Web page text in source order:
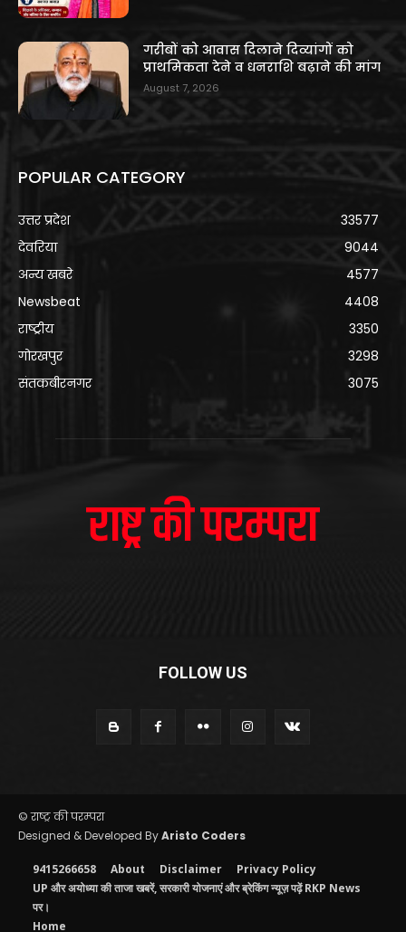
गरीबों को आवास दिलाने दिव्यांगों को
प्राथमिकता देने व धनराशि बढ़ाने की मांग
August 7, 2026
POPULAR CATEGORY
उत्तर प्रदेश
33577
देवरिया
9044
अन्य खबरे
4577
Newsbeat
4408
राष्ट्रीय
3350
गोरखपुर
3298
संतकबीरनगर
3075
FOLLOW US
© राष्ट्र की परम्परा
Designed & Developed ByAristo Coders
9415266658 About Disclaimer
Privacy Policy
UP और अयोध्या की ताजा खबरें, सरकारी योजनाएं और ब्रेकिंग न्यूज़ पढ़ें RKP News
पर।
Home